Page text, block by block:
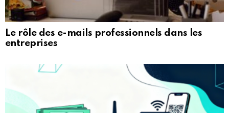
Le rôle des e-mails professionnels dans les
entreprises